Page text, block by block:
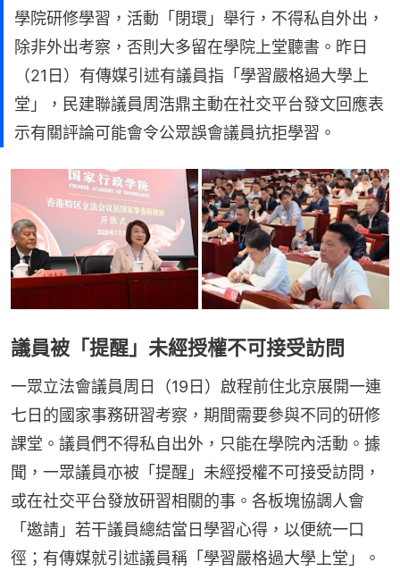
學院研修學習，活動「閉環」舉行，不得私自外出，
除非外出考察，否則大多留在學院上堂聽書。昨日
（21日）有傳媒引述有議員指「學習嚴格過大學上
堂」，民建聯議員周浩鼎主動在社交平台發文回應表
示有關評論可能會令公眾誤會議員抗拒學習。
議員被「提醒」未經授權不可接受訪問
一眾立法會議員周日（19日）啟程前住北京展開一連
七日的國家事務研習考察，期間需要參與不同的研修
課堂。議員們不得私自出外，只能在學院內活動。據
聞，一眾議員亦被「提醒」未經授權不可接受訪問，
或在社交平台發放研習相關的事。各板塊協調人會
「邀請」若干議員總結當日學習心得，以便統一口
徑；有傳媒就引述議員稱「學習嚴格過大學上堂」。